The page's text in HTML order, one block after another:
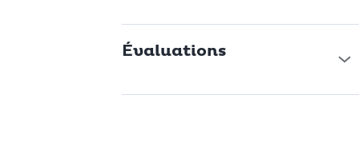
Évaluations